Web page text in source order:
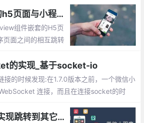
web view内嵌的h5页面与小程序直接相互跳转的实现
组件嵌套的H5页
页面之间的相互跳转
的实现_基于socket-io
接的时候发现:在1.7.0版本之前，一个微信小
连接，而且在连接socket的时
接。
微信小程序如何实现跳转到其它小程序的功能